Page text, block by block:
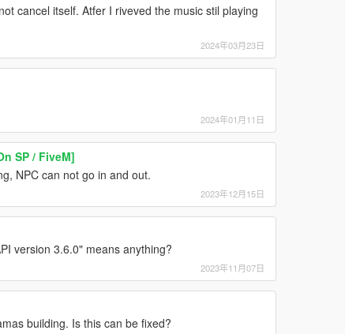
cancel itself. Atfer I riveved the music stil playing
2024年03月23日
2024年01月11日
SP / FiveM]
NPC can not go in and out.
2023年12月15日
version 3.6.0" means anything?
2023年11月07日
building. Is this can be fixed?